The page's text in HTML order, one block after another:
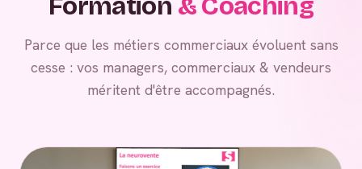
Parce que les métiers commerciaux évoluent sans
cesse : vos managers, commerciaux & vendeurs
méritent d'être accompagnés.